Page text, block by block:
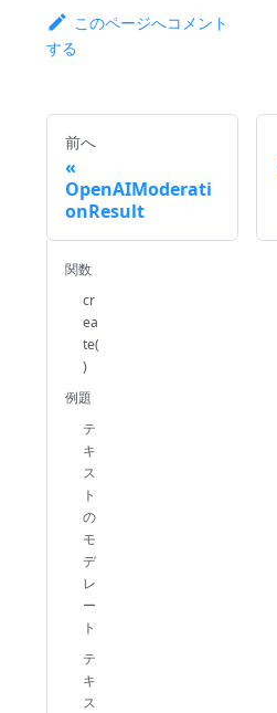
このページへコメント
する
前へ
OpenAIModerati
onResult
関数
cr
ea
te(
)
例題
テ
キ
ス
ト
の
モ
デ
レ
ー
ト
テ
キ
ス